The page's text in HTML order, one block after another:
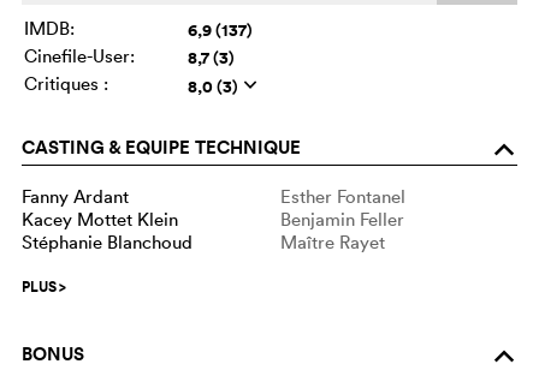
IMDB:
6,9 (137)
Cinefile-User: 8,7 (3)
Critiques : 8,0 (3) q
CASTING & EQUIPE TECHNIQUE o
Fanny Ardant
Esther Fontanel
Kacey Mottet Klein
Benjamin Feller
Stéphanie Blanchoud
Maître Rayet
PLUS>
BONUS o